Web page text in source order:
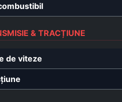
& TRACȚIUNE
de viteze